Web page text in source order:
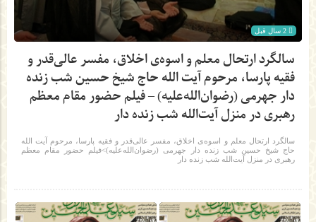
سالگرد ارتحال معلم و اسوه‌ی اخلاق، مفسر عالی‌قدر و
فقیه پارسا، مرحوم آیت الله حاج شیخ حسین شب زنده
دار جهرمی (رضوان‌الله‌علیه) – فیلم حضور مقام معظم
رهبری در منزل آیت‌الله شب زنده‌ دار
سالگرد ارتحال معلم و اسوه‌ی اخلاق، مفسر عالی‌قدر و فقیه پارسا، مرحوم آیت الله
حاج شیخ حسین شب زنده دار جهرمی (رضوان‌الله‌علیه)>فیلم حضور مقام معظم
رهبری در منزل آیت‌الله شب زنده‌ دار